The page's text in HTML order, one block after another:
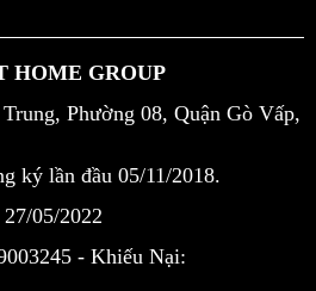
HOME GROUP
Phường 08, Quận Gò Vấp,
ký lần đầu 05/11/2018.
05/2022
- Khiếu Nại: